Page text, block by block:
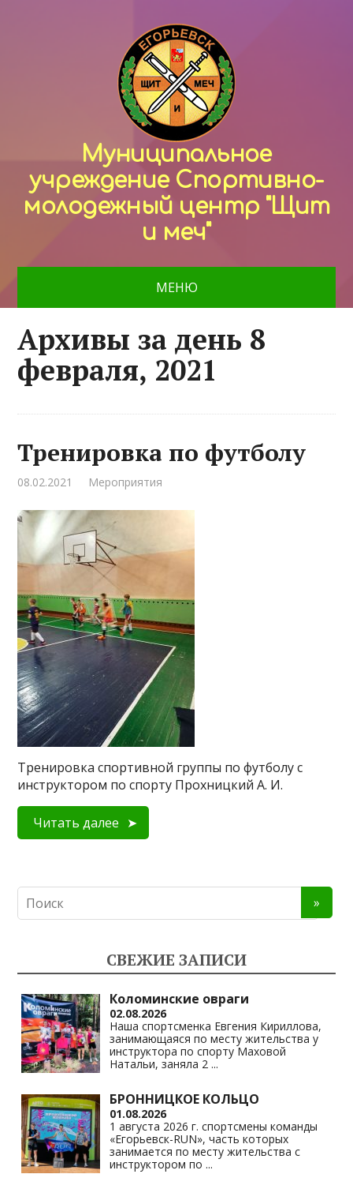
Муниципальное
учреждение Спортивно-
молодежный центр "Щит
и меч"
МЕНЮ
Архивы за день 8
февраля, 2021
Тренировка по футболу
08.02.2021 Мероприятия
Тренировка спортивной группы по футболу с
инструктором по спорту Прохницкий А. И.
Читать далее
СВЕЖИЕ ЗАПИСИ
Коломинские овраги
02.08.2026
Наша спортсменка Евгения Кириллова,
занимающаяся по месту жительства у
инструктора по спорту Маховой
Натальи, заняла 2 ...
БРОННИЦКОЕ КОЛЬЦО
01.08.2026
1 августа 2026 г. спортсмены команды
«Егорьевск-RUN», часть которых
занимается по месту жительства с
инструктором по ...